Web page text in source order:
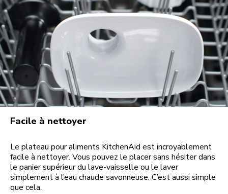
Facile à nettoyer
Le plateau pour aliments KitchenAid est incroyablement
facile à nettoyer. Vous pouvez le placer sans hésiter dans
le panier supérieur du lave-vaisselle ou le laver
simplement à l’eau chaude savonneuse. C’est aussi simple
que cela.